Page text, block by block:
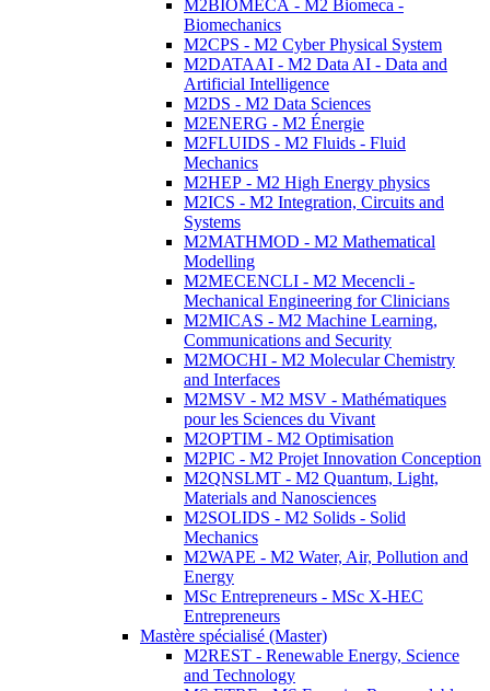
M2BIOMECA - M2 Biomeca -
Biomechanics
M2CPS - M2 Cyber Physical System
M2DATAAI - M2 Data AI - Data and
Artificial Intelligence
M2DS - M2 Data Sciences
M2ENERG - M2 Énergie
M2FLUIDS - M2 Fluids - Fluid
Mechanics
M2HEP - M2 High Energy physics
M2ICS - M2 Integration, Circuits and
Systems
M2MATHMOD - M2 Mathematical
Modelling
M2MECENCLI - M2 Mecencli -
Mechanical Engineering for Clinicians
M2MICAS - M2 Machine Learning,
Communications and Security
M2MOCHI - M2 Molecular Chemistry
and Interfaces
M2MSV - M2 MSV - Mathématiques
pour les Sciences du Vivant
M2OPTIM - M2 Optimisation
M2PIC - M2 Projet Innovation Conception
M2QNSLMT - M2 Quantum, Light,
Materials and Nanosciences
M2SOLIDS - M2 Solids - Solid
Mechanics
M2WAPE - M2 Water, Air, Pollution and
Energy
MSc Entrepreneurs - MSc X-HEC
Entrepreneurs
Mastère spécialisé (Master)
M2REST - Renewable Energy, Science
and Technology